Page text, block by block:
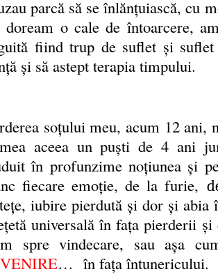
parcă să se înlănţuiască, cu
o cale de întoarcere,
fiind trup de suflet şi
şi să astept terapia timpului.
soţului meu, acum 12
aceea un puşti de 4 ani
în profunzime noţiunea şi
fiecare emoție, de la furie,
iubire pierdută și dor şi
universală în faţa pierderii
spre vindecare, sau aşa
… în faţa întunericului.